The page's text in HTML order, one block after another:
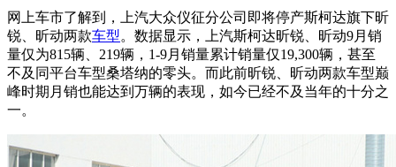
网上车市了解到，上汽大众仪征分公司即将停产斯柯达旗下昕
锐、昕动两款车型。数据显示，上汽斯柯达昕锐、昕动9月销
量仅为815辆、219辆，1-9月销量累计销量仅19,300辆，甚至
不及同平台车型桑塔纳的零头。而此前昕锐、昕动两款车型巅
峰时期月销也能达到万辆的表现，如今已经不及当年的十分之
一。